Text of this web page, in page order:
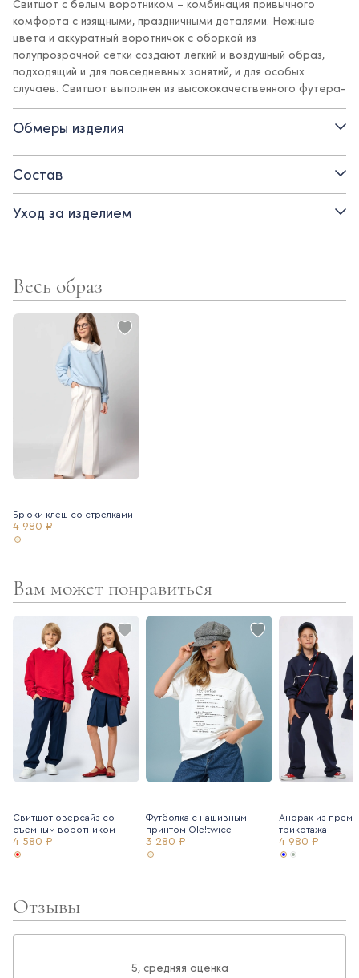
Свитшот с белым воротником – комбинация привычного
комфорта с изящными, праздничными деталями. Нежные
цвета и аккуратный воротничок с оборкой из
полупрозрачной сетки создают легкий и воздушный образ,
подходящий и для повседневных занятий, и для особых
случаев. Свитшот выполнен из высококачественного футера-
трехнитки с добавлением полиамида (20%) - он не только
красиво сидит на фигуре, но и сохраняет форму и вид долгое
время благодаря своим превосходным свойствам.
Детали:
- воротник с оборкой
Обмеры изделия
Состав
Уход за изделием
Весь образ
Брюки клеш со стрелками
4 980 ₽
Вам может понравиться
Свитшот оверсайз со
съемным воротником
4 580 ₽
Футболка с нашивным
принтом Ole!twice
3 280 ₽
Анорак из
трикотажа
4 980 ₽
Отзывы
5, средняя оценка